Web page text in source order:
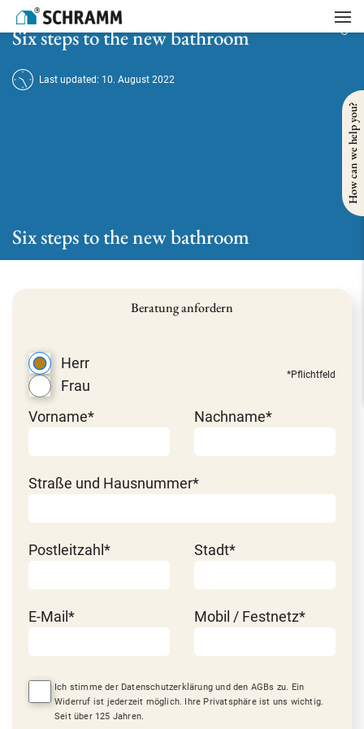
Home
Six steps to the new bathroom
Last updated: 10. August 2022
Six steps to the new bathroom
Beratung anfordern
Herr
Frau
*Pflichtfeld
Vorname* Nachname*
Straße und Hausnummer*
Postleitzahl* Stadt*
E-Mail* Mobil / Festnetz*
Ich stimme der Datenschutzerklärung und den AGBs zu. Ein
Widerruf ist jederzeit möglich. Ihre Privatsphäre ist uns wichtig.
Seit über 125 Jahren.
How can we help you?